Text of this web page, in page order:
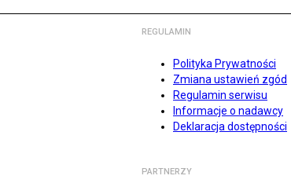
REGULAMIN
Polityka Prywatności
Zmiana ustawień zgód
Regulamin serwisu
Informacje o nadawcy
Deklaracja dostępności
PARTNERZY